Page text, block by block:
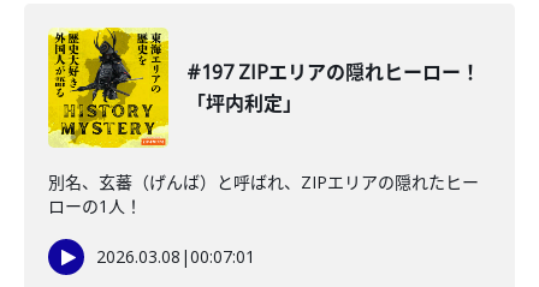
#197 ZIPエリアの隠れヒーロー！
「坪内利定」
別名、玄蕃（げんば）と呼ばれ、ZIPエリアの隠れたヒー
ローの1人！
2026.03.08 |00:07:01